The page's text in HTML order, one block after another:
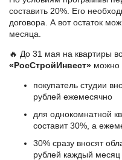
составить 20%. Его
договора. А вот остаток
месяца.
🔥 До 31 мая на квартиры
«РосСтройИнвест» можно
покупатель студии
рублей ежемесячно
для однокомнатной
составит 30%, а
30% сразу вносят
рублей каждый месяц